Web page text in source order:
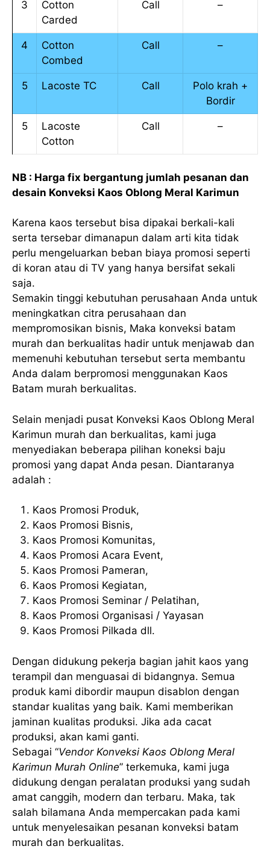
3
Cotton
Carded
Call –
4
Cotton
Combed
Call –
5 Lacoste TC Call
Polo krah +
Bordir
5
Lacoste
Cotton
Call –
NB : Harga fix bergantung jumlah pesanan dan
desain Konveksi Kaos Oblong Meral Karimun
Karena kaos tersebut bisa dipakai berkali-kali
serta tersebar dimanapun dalam arti kita tidak
perlu mengeluarkan beban biaya promosi seperti
di koran atau di TV yang hanya bersifat sekali
saja.
Semakin tinggi kebutuhan perusahaan Anda untuk
meningkatkan citra perusahaan dan
mempromosikan bisnis, Maka konveksi batam
murah dan berkualitas hadir untuk menjawab dan
memenuhi kebutuhan tersebut serta membantu
Anda dalam berpromosi menggunakan Kaos
Batam murah berkualitas.
Selain menjadi pusat Konveksi Kaos Oblong Meral
Karimun murah dan berkualitas, kami juga
menyediakan beberapa pilihan koneksi baju
promosi yang dapat Anda pesan. Diantaranya
adalah :
Kaos Promosi Produk,
Kaos Promosi Bisnis,
Kaos Promosi Komunitas,
Kaos Promosi Acara Event,
Kaos Promosi Pameran,
Kaos Promosi Kegiatan,
Kaos Promosi Seminar / Pelatihan,
Kaos Promosi Organisasi / Yayasan
Kaos Promosi Pilkada dll.
Dengan didukung pekerja bagian jahit kaos yang
terampil dan menguasai di bidangnya. Semua
produk kami dibordir maupun disablon dengan
standar kualitas yang baik. Kami memberikan
jaminan kualitas produksi. Jika ada cacat
produksi, akan kami ganti.
Sebagai “Vendor Konveksi Kaos Oblong Meral
Karimun Murah Online” terkemuka, kami juga
didukung dengan peralatan produksi yang sudah
amat canggih, modern dan terbaru. Maka, tak
salah bilamana Anda mempercakan pada kami
untuk menyelesaikan pesanan konveksi batam
murah dan berkualitas.